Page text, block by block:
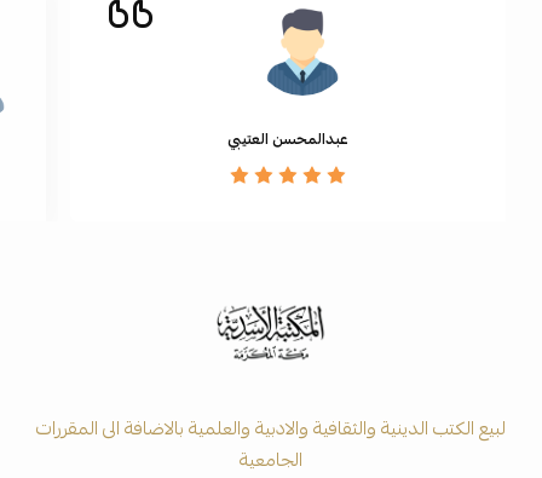
عبدالمحسن العتيبي
لبيع الكتب الدينية والثقافية والادبية والعلمية بالاضافة الى المقررات
الجامعية